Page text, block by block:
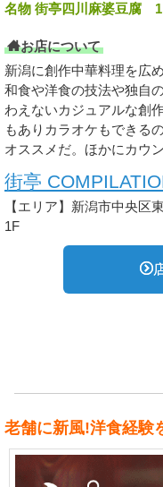
名物 街亭四川麻婆豆腐
お店について
新潟に創作中華料理を広
和食や洋食の技法や独自
わえないカジュアルな創
もありカラオケもできる
オススメだ。ほかにカウ
街亭
【エリア】新潟市中央区
1F
老舗に新風!洋食経験